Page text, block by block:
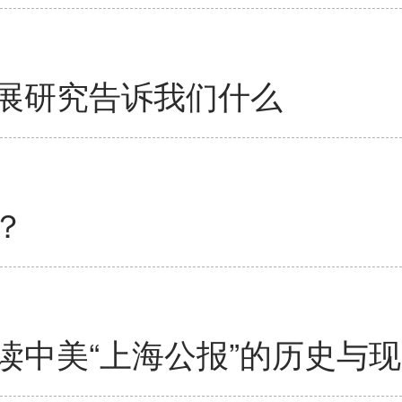
研究告诉我们什么
中美“上海公报”的历史与